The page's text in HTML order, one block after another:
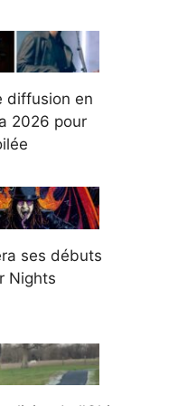
diffusion en
2026 pour
ses débuts
Nights